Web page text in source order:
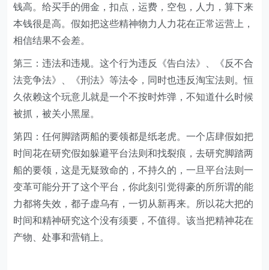
钱高。给买手的佣金，扣点，运费，空包，人力，算下来
本钱很是高。假如把这些精神物力人力花在正常运营上，
相信结果不会差。
第三：违法和违规。这个行为违反《告白法》、《反不合
法竞争法》、《刑法》等法令，同时也违反淘宝法则。恒
久依赖这个玩意儿就是一个不按时炸弹，不知道什么时候
被抓，被关小黑屋。
第四：任何脚踏两船的要领都是纸老虎。一个店肆假如把
时间花在研究假如躲避平台法则和找裂痕，去研究脚踏两
船的要领，这是无疑致命的，不持久的，一旦平台法则一
变革可能分开了这个平台，你此刻引觉得豪的所所谓的能
力都将失效，都子虚乌有，一切从新再来。所以花大把的
时间和精神研究这个没有须要，不值得。该当把精神花在
产物、处事和营销上。